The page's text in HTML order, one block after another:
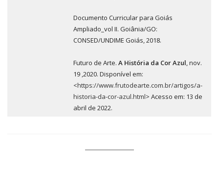
Documento Curricular para Goiás
Ampliado_vol II. Goiânia/GO:
CONSED/UNDIME Goiás, 2018.
Futuro de Arte. A História da Cor Azul, nov.
19 ,2020. Disponível em:
<https://www.frutodearte.com.br/artigos/a-
historia-da-cor-azul.html> Acesso em: 13 de
abril de 2022.